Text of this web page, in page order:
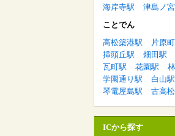
海岸寺駅
津島ノ
ことでん
高松築港駅
片原
挿頭丘駅
畑田駅
瓦町駅
花園駅
学園通り駅
白山駅
琴電屋島駅
古高
ICから探す